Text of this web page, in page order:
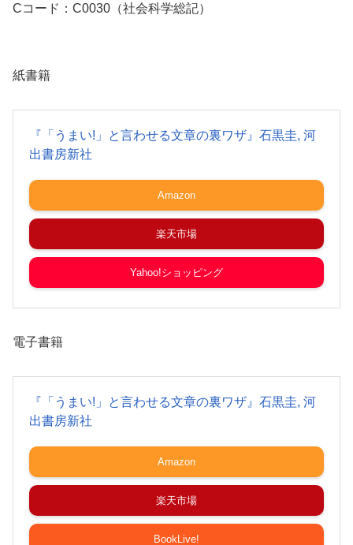
Cコード：C0030（社会科学総記）
紙書籍
『「うまい!」と言わせる文章の裏ワザ』石黒圭, 河
出書房新社
Amazon
楽天市場
Yahoo!ショッピング
電子書籍
『「うまい!」と言わせる文章の裏ワザ』石黒圭, 河
出書房新社
Amazon
楽天市場
BookLive!